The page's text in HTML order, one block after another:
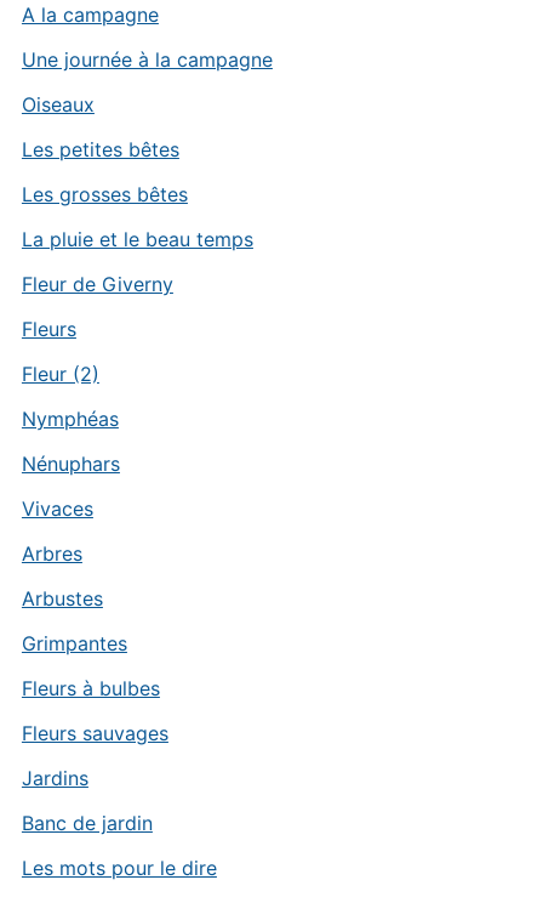
A la campagne
Une journée à la campagne
Oiseaux
Les petites bêtes
Les grosses bêtes
La pluie et le beau temps
Fleur de Giverny
Fleurs
Fleur (2)
Nymphéas
Nénuphars
Vivaces
Arbres
Arbustes
Grimpantes
Fleurs à bulbes
Fleurs sauvages
Jardins
Banc de jardin
Les mots pour le dire